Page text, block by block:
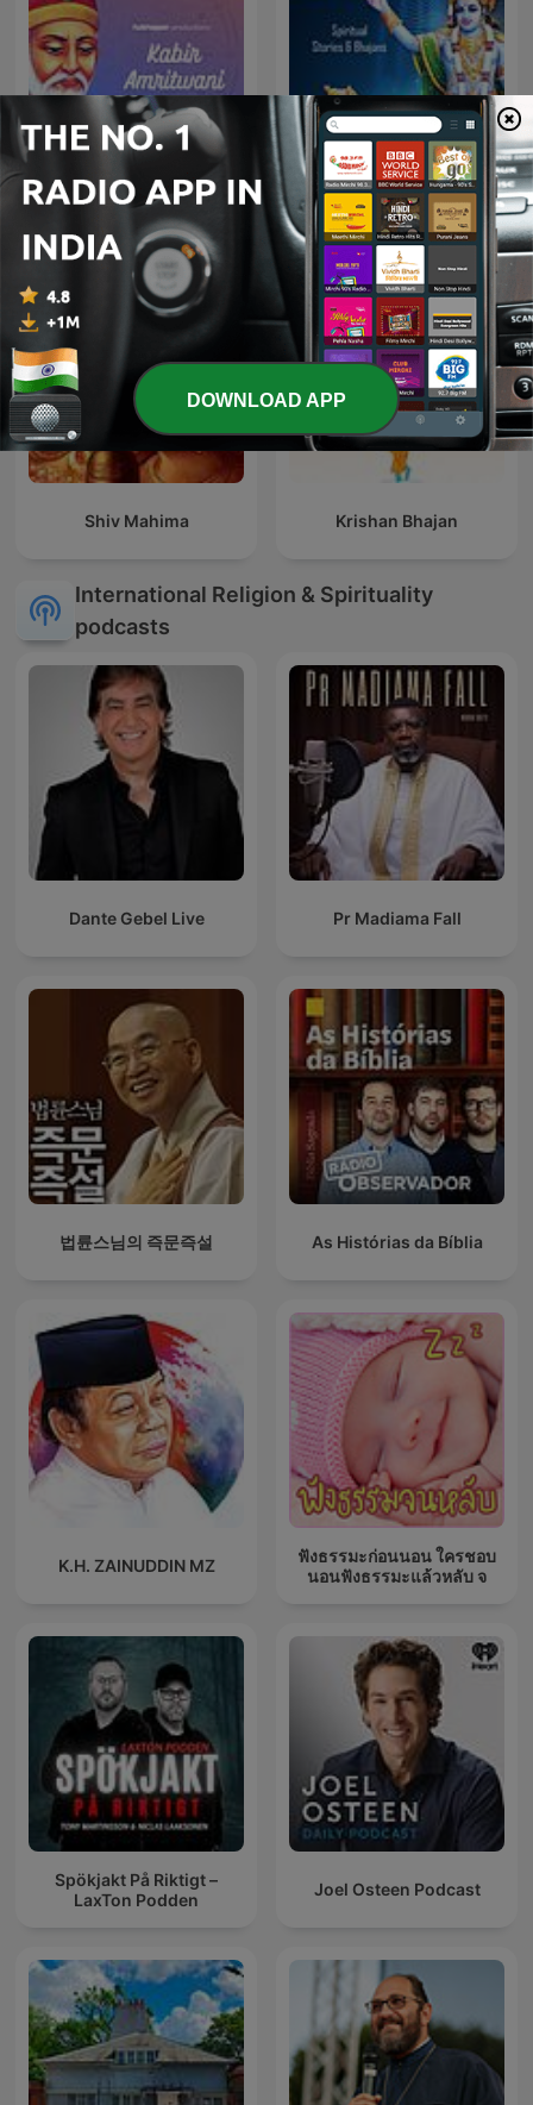
Kabir Amritwani Geeta Saar - Hindi
Shiv Mahima Krishan Bhajan
International Religion & Spirituality
podcasts
Dante Gebel Live Pr Madiama Fall
법륜스님의 즉문즉설 As Histórias da Bíblia
K.H. ZAINUDDIN MZ
ฟังธรรมะก่อนนอน ใครชอบ
นอนฟังธรรมะแล้วหลับ จ
Spökjakt På Riktigt –
LaxTon Podden
Joel Osteen Podcast
DOWNLOAD APP